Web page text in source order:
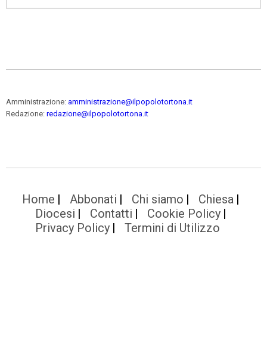
Amministrazione: amministrazione@ilpopolotortona.it
Redazione: redazione@ilpopolotortona.it
Home Abbonati Chi siamo
Chiesa
Diocesi
Contatti
Cookie Policy
Privacy Policy
Termini di Utilizzo